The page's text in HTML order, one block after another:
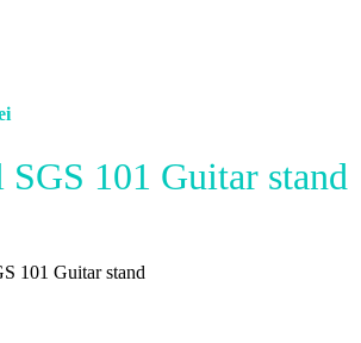
101 Guitar stand
101 Guitar stand